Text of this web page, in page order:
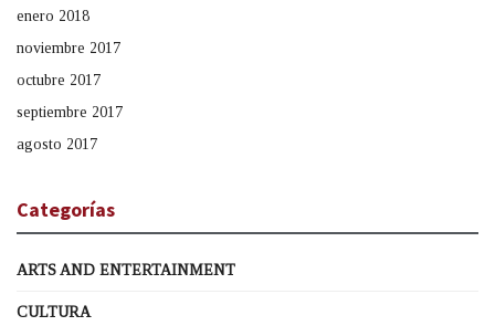
enero 2018
noviembre 2017
octubre 2017
septiembre 2017
agosto 2017
Categorías
ARTS AND ENTERTAINMENT
CULTURA